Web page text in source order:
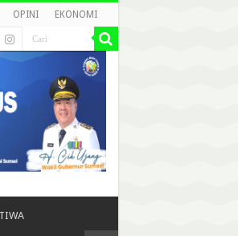
OPINI EKONOMI